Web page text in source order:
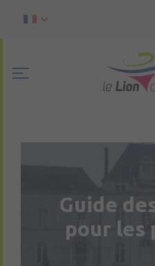
Guide
pour les